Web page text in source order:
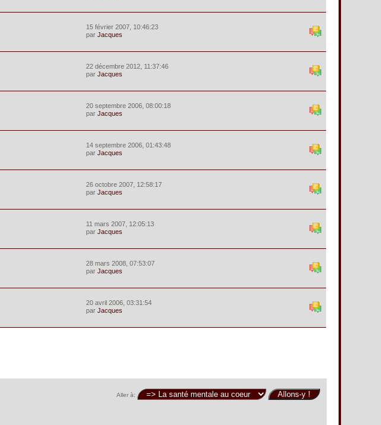
15 février 2007, 10:46:23
parJacques
22 décembre 2012, 11:37:46
parJacques
20 septembre 2006, 08:00:18
parJacques
14 septembre 2006, 01:43:48
parJacques
26 octobre 2007, 12:58:17
parJacques
11 mars 2007, 12:05:13
parJacques
28 mars 2008, 07:53:07
parJacques
20 avril 2006, 03:31:54
parJacques
Aller à: